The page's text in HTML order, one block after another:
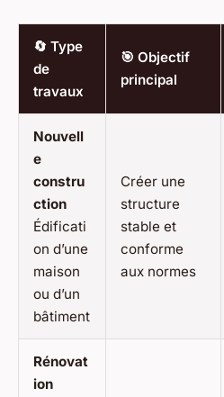
🔄 Type
de
travaux
🎯 Objectif
principal
Nouvell
e
constru
ction
Édificati
on d’une
maison
ou d’un
bâtiment
Créer une
structure
stable et
conforme
aux normes
Rénovat
ion